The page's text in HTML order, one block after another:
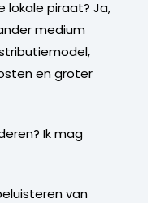
lokale piraat? Ja,
medium
en groter
Ik mag
van